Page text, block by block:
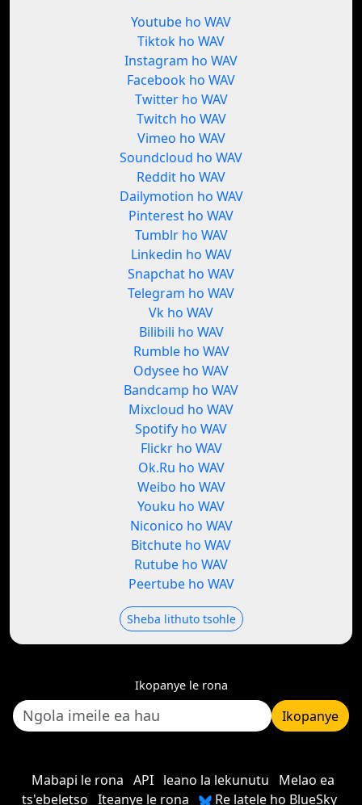
Youtube ho WAV
Tiktok ho WAV
Instagram ho WAV
Facebook ho WAV
Twitter ho WAV
Twitch ho WAV
Vimeo ho WAV
Soundcloud ho WAV
Reddit ho WAV
Dailymotion ho WAV
Pinterest ho WAV
Tumblr ho WAV
Linkedin ho WAV
Snapchat ho WAV
Telegram ho WAV
Vk ho WAV
Bilibili ho WAV
Rumble ho WAV
Odysee ho WAV
Bandcamp ho WAV
Mixcloud ho WAV
Spotify ho WAV
Flickr ho WAV
Ok.Ru ho WAV
Weibo ho WAV
Youku ho WAV
Niconico ho WAV
Bitchute ho WAV
Rutube ho WAV
Peertube ho WAV
Sheba lithuto tsohle
Ikopanye le rona
Ikopanye
Mabapi le rona API leano la lekunutu
Melao ea
ts'ebeletso Iteanye le rona Re latele ho BlueSky